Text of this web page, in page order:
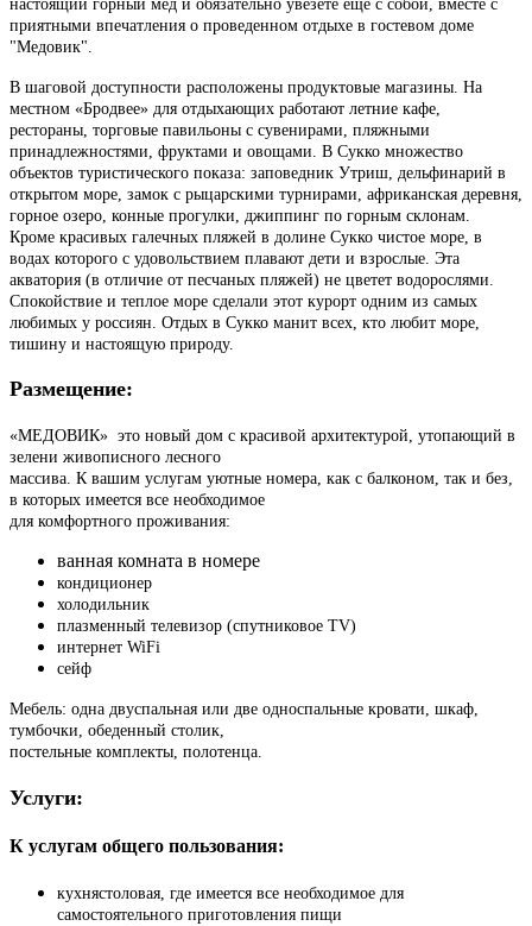
настоящий горный мед и обязательно увезете еще с собой, вместе с
приятными впечатления о проведенном отдыхе в гостевом доме
"Медовик".
В шаговой доступности расположены продуктовые магазины. На
местном «Бродвее» для отдыхающих работают летние кафе,
рестораны, торговые павильоны с сувенирами, пляжными
принадлежностями, фруктами и овощами. В Сукко множество
объектов туристического показа: заповедник Утриш, дельфинарий в
открытом море, замок с рыцарскими турнирами, африканская деревня,
горное озеро, конные прогулки, джиппинг по горным склонам.
Кроме красивых галечных пляжей в долине Сукко чистое море, в
водах которого с удовольствием плавают дети и взрослые. Эта
акватория (в отличие от песчаных пляжей) не цветет водорослями.
Спокойствие и теплое море сделали этот курорт одним из самых
любимых у россиян. Отдых в Сукко манит всех, кто любит море,
тишину и настоящую природу.
Размещение:
«МЕДОВИК» ­ это новый дом с красивой архитектурой, утопающий в
зелени живописного лесного
массива. К вашим услугам уютные номера, как с балконом, так и без,
в которых имеется все необходимое
для комфортного проживания:
ванная комната в номере
кондиционер
холодильник
плазменный телевизор (спутниковое TV)
интернет Wi­Fi
сейф
Мебель: одна двуспальная или две односпальные кровати, шкаф,
тумбочки, обеденный столик,
постельные комплекты, полотенца.
Услуги:
К услугам общего пользования:
кухня­столовая, где имеется все необходимое для
самостоятельного приготовления пищи